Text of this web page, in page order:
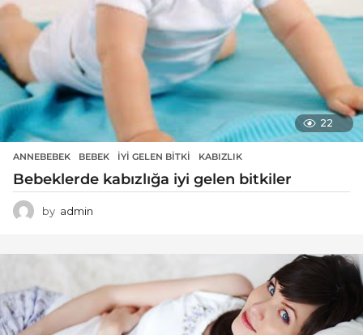
22
ANNEBEBEK BEBEK ,IYI GELEN BITKI ,KABIZLIK
Bebeklerde kabızlığa iyi gelen bitkiler
by admin